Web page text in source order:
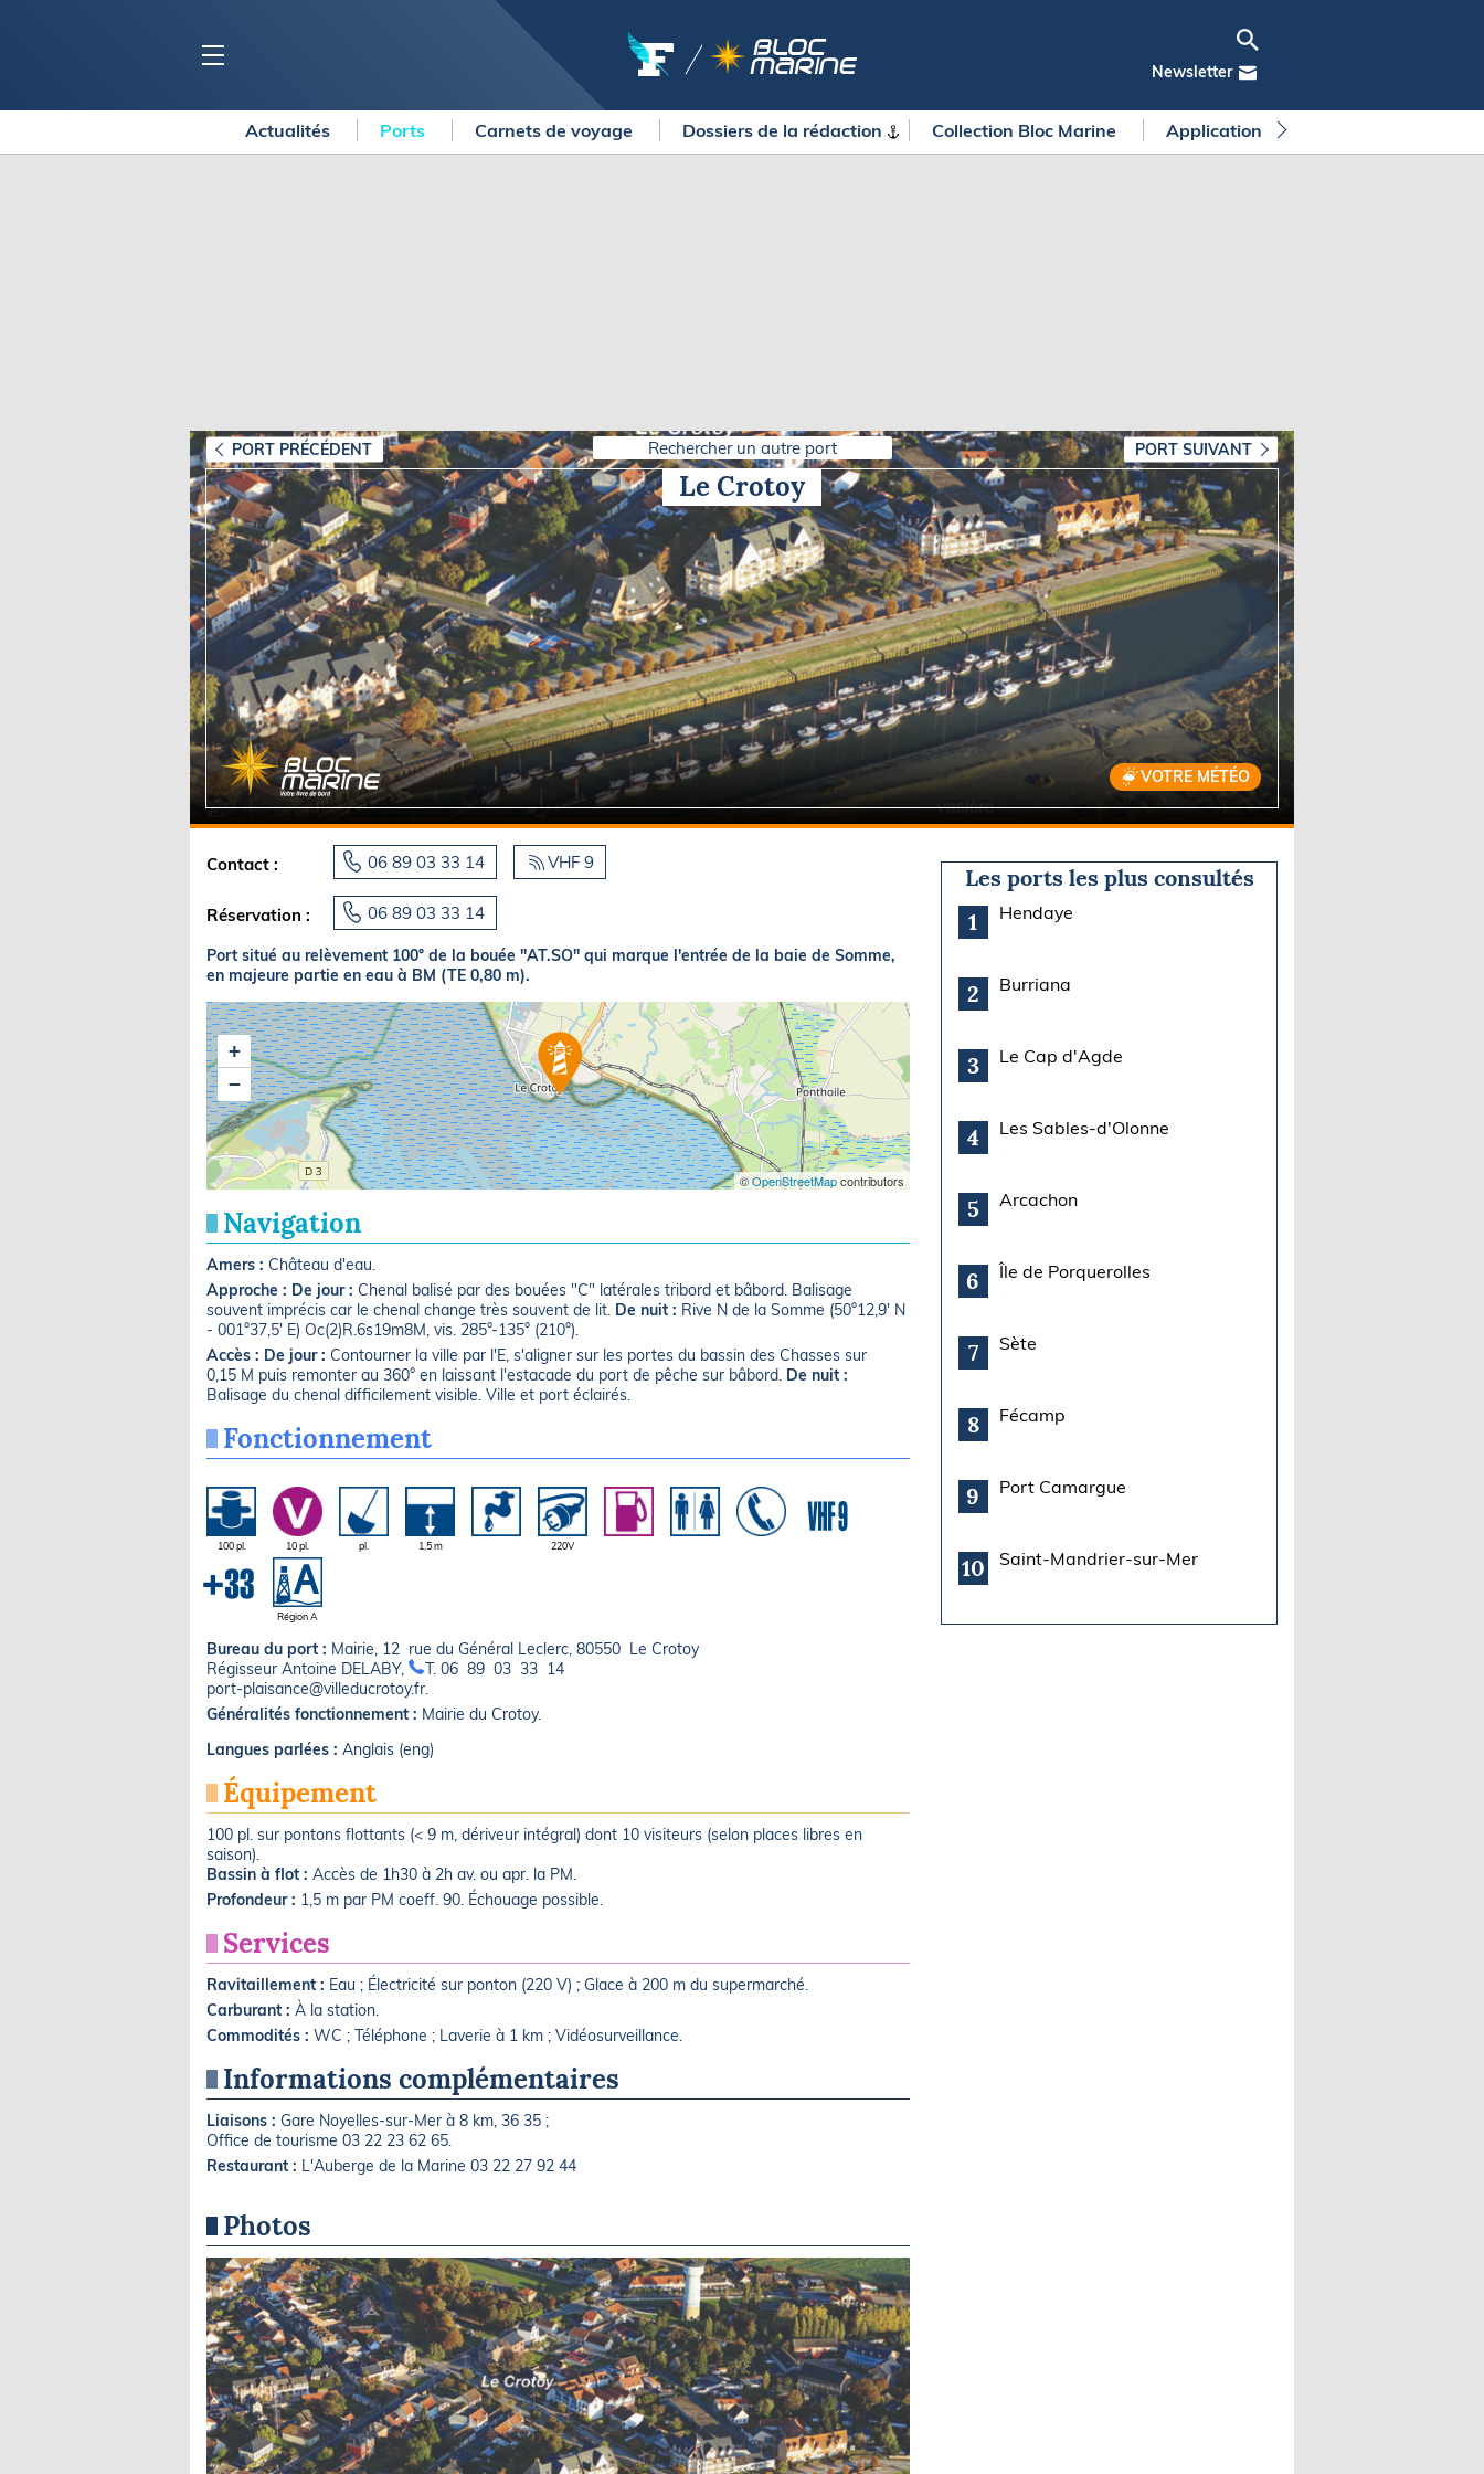
Newsletter
Voiliers
Bateaux à moteur
Equipements
Salons
Economie
Yachting
Transat Café l'Or
America's Cup
LOISIRS
Pêche en mer
Plongée
Glisse
La newsletter
METEO CONSULT Marine
Briefings
FLASH INFO
Actualités Ports Carnets de voyage Dossiers de la rédaction Collection Bloc Marine Application Bloc Marine
PORT PRÉCÉDENT Rechercher un autre port PORT SUIVANT
Le Crotoy
VOTRE MÉTÉO
Les ports les plus consultés
1
Hendaye
2 Burriana
3 Le Cap d'Agde
4 Les Sables-d'Olonne
5 Arcachon
6 Île de Porquerolles
7 Sète
8 Fécamp
9 Port Camargue
10 Saint-Mandrier-sur-Mer
Contact : 06 89 03 33 14 VHF 9
Réservation : 06 89 03 33 14
Port situé au relèvement 100° de la bouée "AT.SO" qui marque l'entrée de la baie de Somme,
en majeure partie en eau à BM (TE 0,80 m).
+
−
©OpenStreetMapcontributors
Navigation
Amers : Château d'eau.
Approche : De jour : Chenal balisé par des bouées "C" latérales tribord et bâbord. Balisage
souvent imprécis car le chenal change très souvent de lit. De nuit : Rive N de la Somme (50°12,9' N
- 001°37,5' E) Oc(2)R.6s19m8M, vis. 285°-135° (210°).
Accès : De jour : Contourner la ville par l'E, s'aligner sur les portes du bassin des Chasses sur
0,15 M puis remonter au 360° en laissant l'estacade du port de pêche sur bâbord. De nuit :
Balisage du chenal difficilement visible. Ville et port éclairés.
Fonctionnement
100 pl. 10 pl. pl. 1,5 m 220V
Région A
Bureau du port : Mairie, 12 rue du Général Leclerc, 80550 Le Crotoy
Régisseur Antoine DELABY,
T. 06 89 03 33 14
port-plaisance@villeducrotoy.fr.
Généralités fonctionnement : Mairie du Crotoy.
Langues parlées : Anglais (eng)
Équipement
100 pl. sur pontons flottants (< 9 m, dériveur intégral) dont 10 visiteurs (selon places libres en
saison).
Bassin à flot : Accès de 1h30 à 2h av. ou apr. la PM.
Profondeur : 1,5 m par PM coeff. 90. Échouage possible.
Services
Ravitaillement : Eau ; Électricité sur ponton (220 V) ; Glace à 200 m du supermarché.
Carburant : À la station.
Commodités : WC ; Téléphone ; Laverie à 1 km ; Vidéosurveillance.
Informations complémentaires
Liaisons : Gare Noyelles-sur-Mer à 8 km, 36 35 ;
Office de tourisme 03 22 23 62 65.
Restaurant : L'Auberge de la Marine 03 22 27 92 44
Photos